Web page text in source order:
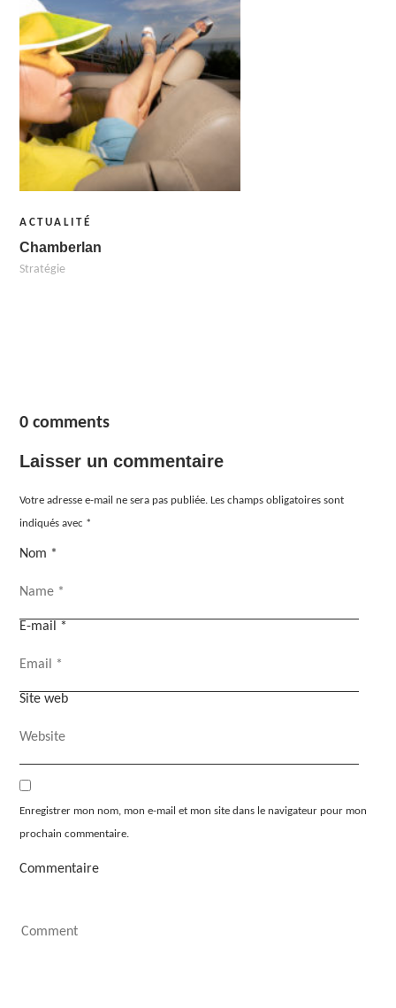
ACTUALITÉ
Chamberlan
Stratégie
0 comments
Laisser un commentaire
Votre adresse e-mail ne sera pas publiée. Les champs obligatoires sont
indiqués avec *
Nom *
E-mail *
Site web
Enregistrer mon nom, mon e-mail et mon site dans le navigateur pour mon
prochain commentaire.
Commentaire